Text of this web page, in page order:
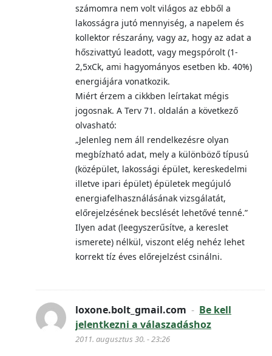
számomra nem volt világos az ebből a
lakosságra jutó mennyiség, a napelem és
kollektor részarány, vagy az, hogy az adat a
hőszivattyú leadott, vagy megspórolt (1-
2,5xCk, ami hagyományos esetben kb. 40%)
energiájára vonatkozik.
Miért érzem a cikkben leírtakat mégis
jogosnak. A Terv 71. oldalán a következő
olvasható:
„Jelenleg nem áll rendelkezésre olyan
megbízható adat, mely a különböző típusú
(középület, lakossági épület, kereskedelmi
illetve ipari épület) épületek megújuló
energiafelhasználásának vizsgálatát,
előrejelzésének becslését lehetővé tenné.”
Ilyen adat (leegyszerűsítve, a kereslet
ismerete) nélkül, viszont elég nehéz lehet
korrekt tíz éves előrejelzést csinálni.
loxone.bolt_gmail.com - Be kell
jelentkezni a válaszadáshoz
2011. augusztus 30. - 23:26